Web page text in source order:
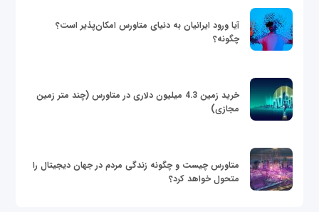
آیا ورود ایرانیان به دنیای متاورس امکان‌پذیر است؟
چگونه؟
خرید زمین 4.3 میلیون دلاری در متاورس (چند متر زمین
مجازی)
متاورس چیست و چگونه زندگی مردم در جهان دیجیتال را
متحول خواهد کرد؟